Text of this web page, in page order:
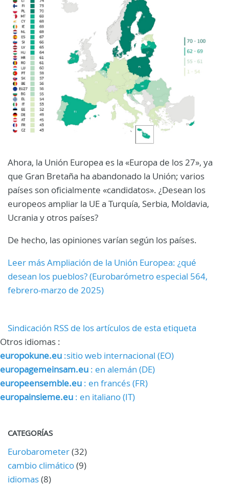
Ahora, la Unión Europea es la «Europa de los 27», ya
que Gran Bretaña ha abandonado la Unión; varios
países son oficialmente «candidatos». ¿Desean los
europeos ampliar la UE a Turquía, Serbia, Moldavia,
Ucrania y otros países?
De hecho, las opiniones varían según los países.
Leer más Ampliación de la Unión Europea: ¿qué
desean los pueblos? (Eurobarómetro especial 564,
febrero-marzo de 2025)
Sindicación RSS de los artículos de esta etiqueta
Otros idiomas :
europokune.eu :sitio web internacional (EO)
europagemeinsam.eu : en alemán (DE)
europeensemble.eu : en francés (FR)
europainsieme.eu : en italiano (IT)
CATEGORÍAS
Eurobarometer(32)
cambio climático(9)
idiomas(8)